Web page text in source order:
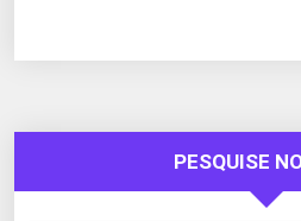
PESQUISE